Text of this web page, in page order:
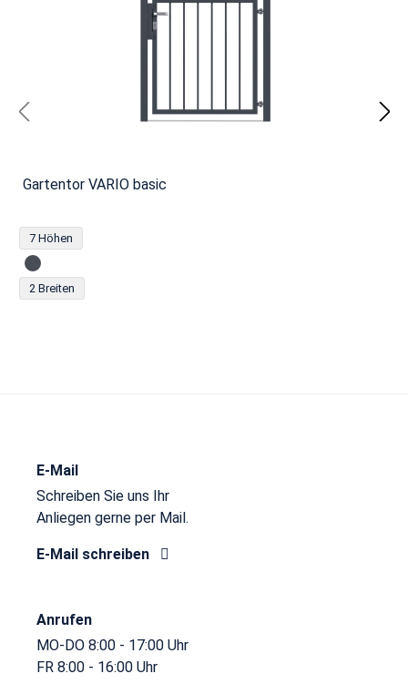
Gartentor VARIO basic
7 Höhen
2 Breiten
E-Mail
Schreiben Sie uns Ihr
Anliegen gerne per Mail.
E-Mail schreiben
Anrufen
MO-DO 8:00 - 17:00 Uhr
FR 8:00 - 16:00 Uhr